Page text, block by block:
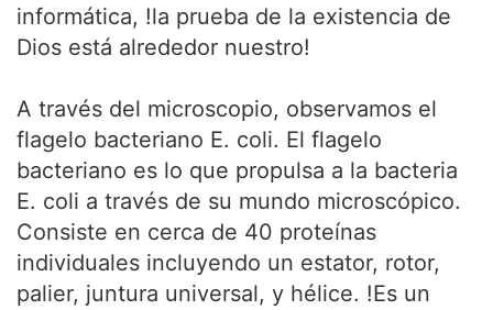
informática, !la prueba de la existencia de
Dios está alrededor nuestro!
A través del microscopio, observamos el
flagelo bacteriano E. coli. El flagelo
bacteriano es lo que propulsa a la bacteria
E. coli a través de su mundo microscópico.
Consiste en cerca de 40 proteínas
individuales incluyendo un estator, rotor,
palier, juntura universal, y hélice. !Es un